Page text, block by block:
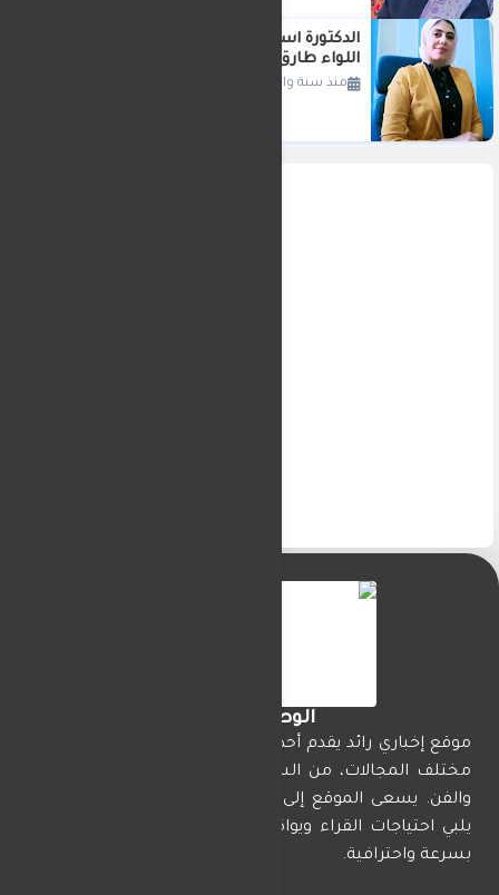
الدكتورة اسراء لطفي في استقبال
اللواء طارق مرزوق محافظ الدقهلية
منذ سنة واحدة
الوطن تايمز
موقع إخباري رائد يقدم أحدث الأخبار المحلية والدولية في
مختلف المجالات، من السياسة والاقتصاد إلى الرياضة
والفن. يسعى الموقع إلى تقديم محتوى موثوق ومتجدد
يلبي احتياجات القراء ويواكب الأحداث الجارية في العالم
بسرعة واحترافية.